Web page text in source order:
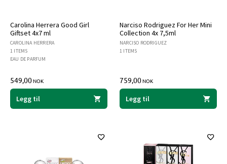
Carolina Herrera Good Girl
Giftset 4x7 ml
CAROLINA HERRERA
1 ITEMS
EAU DE PARFUM
549,00NOK
Legg til
Narciso Rodriguez For Her Mini
Collection 4x 7,5ml
NARCISO RODRIGUEZ
1 ITEMS
759,00NOK
Legg til